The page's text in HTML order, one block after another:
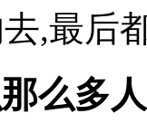
,最后
么多